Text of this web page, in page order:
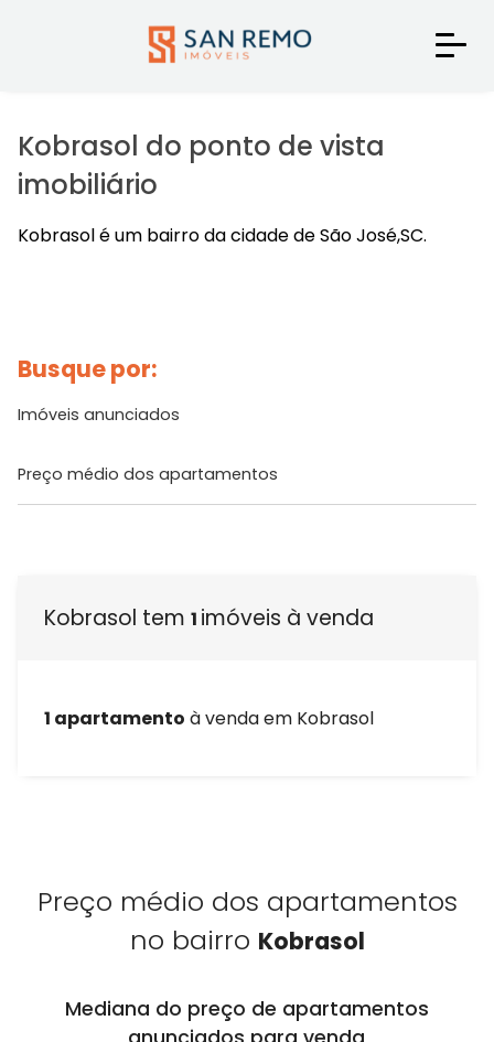
Kobrasol do ponto de vista
imobiliário
Kobrasol é um bairro da cidade de São José,SC.
Busque por:
Imóveis anunciados
Preço médio dos apartamentos
Kobrasol tem 1 imóveis à venda
1 apartamento à venda em Kobrasol
Preço médio dos apartamentos
no bairro Kobrasol
Mediana do preço de apartamentos